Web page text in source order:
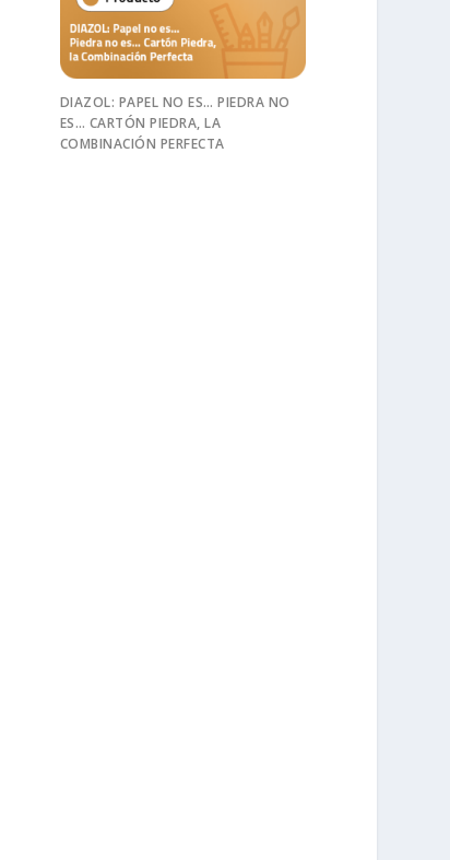
DIAZOL: PAPEL NO ES… PIEDRA NO
ES… CARTÓN PIEDRA, LA
COMBINACIÓN PERFECTA